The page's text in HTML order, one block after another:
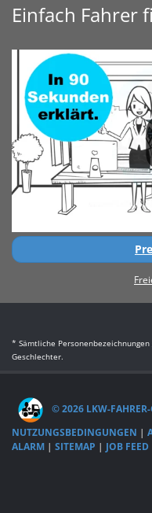
Einfach Fahrer
* Sämtliche
Geschlechter.
© 2026 LKW-
NUTZUNGSBEDINGUNGEN |
ALARM | SITEMAP | JOB FEED